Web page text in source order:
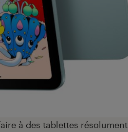
à des tablettes résolument